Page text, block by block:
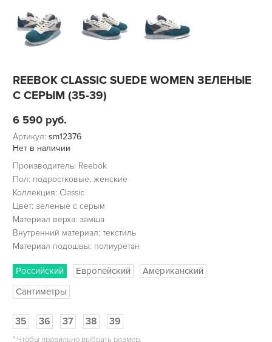
REEBOK CLASSIC SUEDE WOMEN ЗЕЛЕНЫЕ
С СЕРЫМ (35-39)
6 590 руб.
Артикул: sm12376
Нет в наличии
Производитель: Reebok
Пол: подростковые, женские
Коллекция: Classic
Цвет: зеленые с серым
Материал верха: замша
Внутренний материал: текстиль
Материал подошвы: полиуретан
Российский Европейский
Американский
Сантиметры
35 36 37 38 39
*Чтобы правильно выбрать размер,